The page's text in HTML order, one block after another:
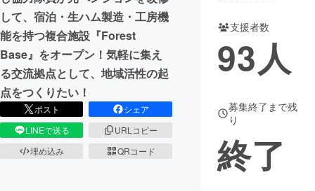
して、宿泊・生ハム製造・工房機
能を持つ複合施設『Forest
Base』をオープン！気軽に集え
る交流拠点として、地域活性の起
点をつくりたい！
ポスト
シェア
LINEで送る
URLコピー
埋め込み
QRコード
支援者数
93人
募集終了まで残
り
終了